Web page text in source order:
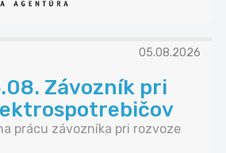
05.08.2026
Závozník pri
prácu závozníka pri rozvoze